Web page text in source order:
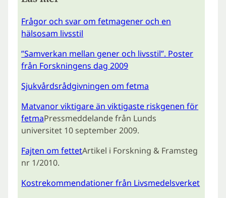
Frågor och svar om fetmagener och en
hälsosam livsstil
”Samverkan mellan gener och livsstil”. Poster
från Forskningens dag 2009
Sjukvårdsrådgivningen om fetma
Matvanor viktigare än viktigaste riskgenen för
fetmaPressmeddelande från Lunds
universitet 10 september 2009.
Fajten om fettetArtikel i Forskning & Framsteg
nr 1/2010.
Kostrekommendationer från Livsmedelsverket